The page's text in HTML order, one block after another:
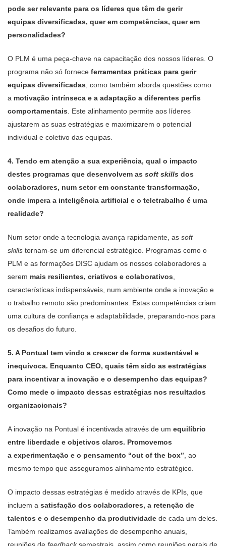
pode ser relevante para os líderes que têm de gerir
equipas diversificadas, quer em competências, quer em
personalidades?
O PLM é uma peça-chave na capacitação dos nossos líderes. O
programa não só fornece ferramentas práticas para gerir
equipas diversificadas , como também aborda questões como
a motivação intrínseca e a adaptação a diferentes perfis
comportamentais . Este alinhamento permite aos líderes
ajustarem as suas estratégias e maximizarem o potencial
individual e coletivo das equipas.
4. Tendo em atenção a sua experiência, qual o impacto
destes programas que desenvolvem as soft skills dos
colaboradores, num setor em constante transformação,
onde impera a inteligência artificial e o teletrabalho é uma
realidade?
Num setor onde a tecnologia avança rapidamente, as soft
skills tornam-se um diferencial estratégico. Programas como o
PLM e as formações DISC ajudam os nossos colaboradores a
serem mais resilientes, criativos e colaborativos
características indispensáveis, num ambiente onde a inovação e
o trabalho remoto são predominantes. Estas competências criam
uma cultura de confiança e adaptabilidade, preparando-nos para
os desafios do futuro.
5. A Pontual tem vindo a crescer de forma sustentável e
inequívoca. Enquanto CEO, quais têm sido as estratégias
para incentivar a inovação e o desempenho das equipas?
Como mede o impacto dessas estratégias nos resultados
organizacionais?
A inovação na Pontual é incentivada através de um equilíbrio
entre liberdade e objetivos claros. Promovemos
a experimentação e o pensamento “out of the box” , ao
mesmo tempo que asseguramos alinhamento estratégico.
O impacto dessas estratégias é medido através de KPIs, que
incluem a satisfação dos colaboradores, a retenção de
talentos e o desempenho da produtividade de cada um deles.
Também realizamos avaliações de desempenho anuais,